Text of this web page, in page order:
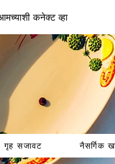
कनेक्ट व्हा
गृह सजावट नैसर्गिक